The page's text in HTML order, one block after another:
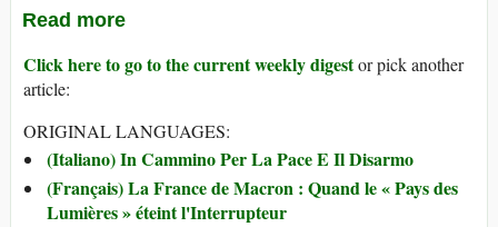
Read more
Click here to go to the current weekly digestor pick another
article:
ORIGINAL LANGUAGES:
(Italiano) In Cammino Per La Pace E Il Disarmo
(Français) La France de Macron : Quand le « Pays des
Lumières » éteint l'Interrupteur